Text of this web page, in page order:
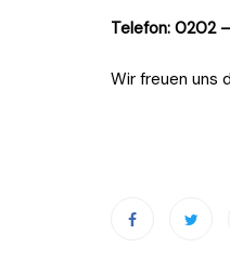
Telefon: 0202
Wir freuen uns